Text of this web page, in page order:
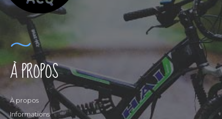
À PROPOS
À propos
Informations